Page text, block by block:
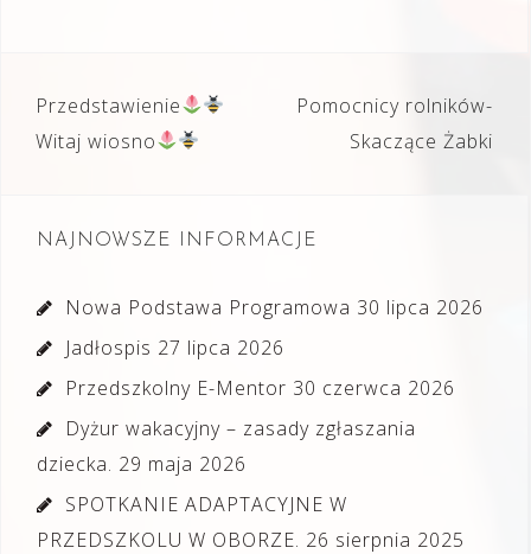
Nawigacja
wpisu
Przedstawienie
Witaj wiosno
Pomocnicy rolników-
Skaczące Żabki
NAJNOWSZE INFORMACJE
Nowa Podstawa Programowa 30 lipca 2026
Jadłospis 27 lipca 2026
Przedszkolny E-Mentor 30 czerwca 2026
Dyżur wakacyjny – zasady zgłaszania
dziecka. 29 maja 2026
SPOTKANIE ADAPTACYJNE W
PRZEDSZKOLU W OBORZE. 26 sierpnia 2025